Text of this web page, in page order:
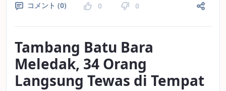
コメント (0) 0 0
Tambang Batu Bara
Meledak, 34 Orang
Langsung Tewas di Tempat